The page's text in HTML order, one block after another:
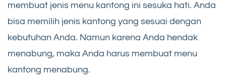
membuat jenis menu kantong ini sesuka hati. Anda
bisa memilih jenis kantong yang sesuai dengan
kebutuhan Anda. Namun karena Anda hendak
menabung, maka Anda harus membuat menu
kantong menabung.